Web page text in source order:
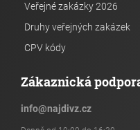
Veřejné zakázky 2026
Druhy veřejných zakázek
CPV kódy
Zákaznická
info@najdivz.cz